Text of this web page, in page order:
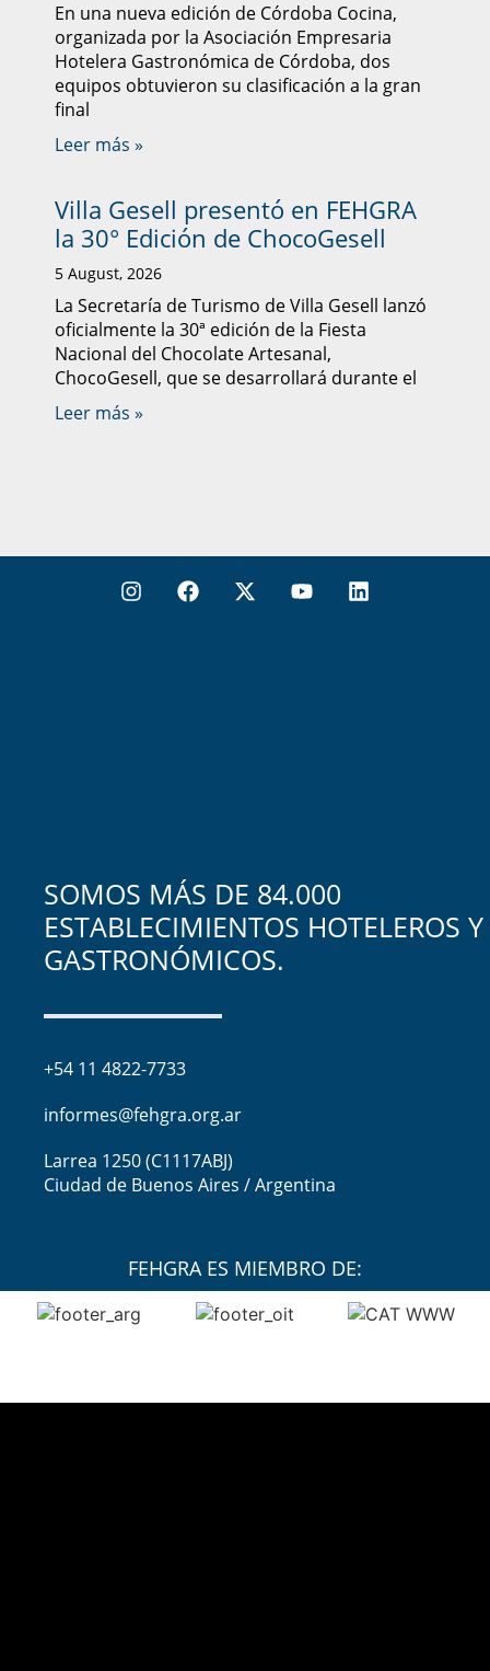
En una nueva edición de Córdoba Cocina,
organizada por la Asociación Empresaria
Hotelera Gastronómica de Córdoba, dos
equipos obtuvieron su clasificación a la gran
final
Leer más »
Villa Gesell presentó en FEHGRA
la 30° Edición de ChocoGesell
5 August, 2026
La Secretaría de Turismo de Villa Gesell lanzó
oficialmente la 30ª edición de la Fiesta
Nacional del Chocolate Artesanal,
ChocoGesell, que se desarrollará durante el
Leer más »
SOMOS MÁS DE 84.000
ESTABLECIMIENTOS HOTELEROS Y
GASTRONÓMICOS.
+54 11 4822-7733
informes@fehgra.org.ar
Larrea 1250 (C1117ABJ)
Ciudad de Buenos Aires / Argentina
FEHGRA ES MIEMBRO DE: